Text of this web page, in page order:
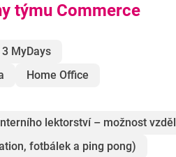
týmu Commerce
MyDays
Home Office
lektorství – možnost
fotbálek a ping pong)